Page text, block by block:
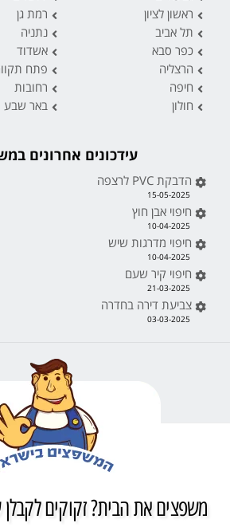
ראשון לציון
רמת גן
תל אביב
נתניה
כפר סבא
אשדוד
הרצליה
פתח
חיפה
רחובות
חולון
באר שבע
עידכונים אחרונים
הדבקת PVC לרצפה
15-05-2025
חיפוי אבן חוץ
10-04-2025
חיפוי מדרגות שיש
10-04-2025
חיפוי קיר שעם
21-03-2025
צביעת דירה בחדרה
03-03-2025
משפצים את הבית? זקוקים לקבלן